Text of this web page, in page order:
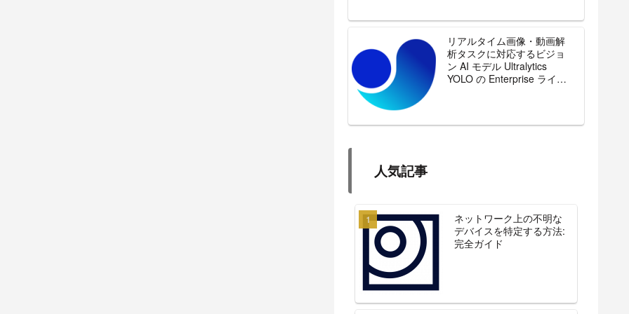
リアルタイム画像・動画解
析タスクに対応するビジョ
ン AI モデル Ultralytics
YOLO の Enterprise ライセ
人気記事
ネットワーク上の不明な
デバイスを特定する方法:
完全ガイド